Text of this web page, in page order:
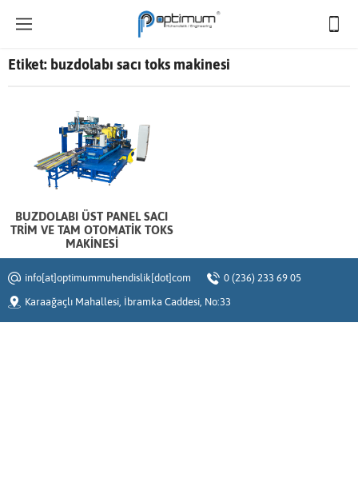
Etiket: buzdolabı sacı toks makinesi
BUZDOLABI ÜST PANEL SACI
TRİM VE TAM OTOMATİK TOKS
MAKİNESİ
info[at]optimummuhendislik[dot]com
0 (236) 233 69 05
Karaağaçlı Mahallesi, İbramka Caddesi, No:33